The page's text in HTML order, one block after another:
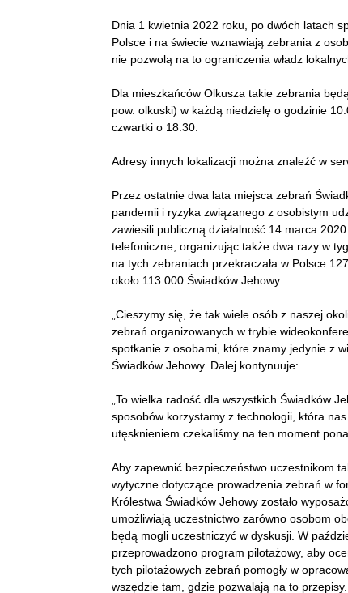
Dnia 1 kwietnia 2022 roku, po dwóch latach
Polsce i na świecie wznawiają zebrania z
nie pozwolą na to ograniczenia władz
Dla mieszkańców Olkusza takie zebrania
pow. olkuski) w każdą niedzielę o godzinie
czwartki o 18:30.
Adresy innych lokalizacji można znaleźć w
Przez ostatnie dwa lata miejsca zebrań
pandemii i ryzyka związanego z osobistym
zawiesili publiczną działalność 14 marca
telefoniczne, organizując także dwa razy w
na tych zebraniach przekraczała w Polsce
około 113 000 Świadków Jehowy.
„Cieszymy się, że tak wiele osób z naszej
zebrań organizowanych w trybie
spotkanie z osobami, które znamy jedynie z
Świadków Jehowy. Dalej kontynuuje:
„To wielka radość dla wszystkich Świadków
sposobów korzystamy z technologii, która
utęsknieniem czekaliśmy na ten moment
Aby zapewnić bezpieczeństwo uczestnikom
wytyczne dotyczące prowadzenia zebrań w
Królestwa Świadków Jehowy zostało
umożliwiają uczestnictwo zarówno osobom
będą mogli uczestniczyć w dyskusji. W
przeprowadzono program pilotażowy, aby
tych pilotażowych zebrań pomogły w
wszędzie tam, gdzie pozwalają na to przepisy.